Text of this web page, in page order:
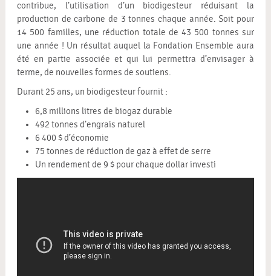
contribue, l’utilisation d’un biodigesteur réduisant la
production de carbone de 3 tonnes chaque année. Soit pour
14 500 familles, une réduction totale de 43 500 tonnes sur
une année ! Un résultat auquel la Fondation Ensemble aura
été en partie associée et qui lui permettra d’envisager à
terme, de nouvelles formes de soutiens.
Durant 25 ans, un biodigesteur fournit :
6,8 millions litres de biogaz durable
492 tonnes d’engrais naturel
6 400 $ d’économie
75 tonnes de réduction de gaz à effet de serre
Un rendement de 9 $ pour chaque dollar investi